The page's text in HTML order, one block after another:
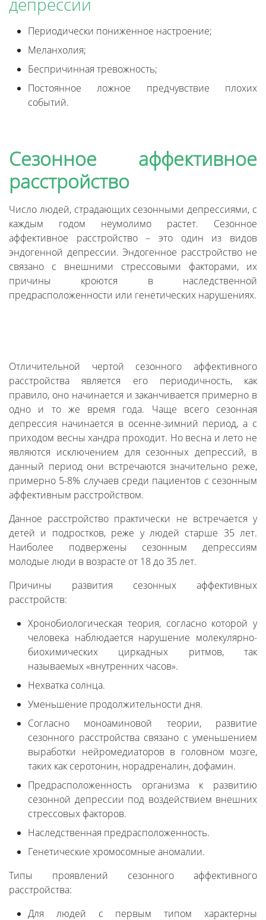
Периодически пониженное настроение;
Меланхолия;
Беспричинная тревожность;
Постоянное ложное предчувствие плохих
событий.
Сезонное аффективное
расстройство
Число людей, страдающих сезонными депрессиями, с
каждым годом неумолимо растет. Сезонное
аффективное расстройство – это один из видов
эндогенной депрессии. Эндогенное расстройство не
связано с внешними стрессовыми факторами, их
причины кроются в наследственной
предрасположенности или генетических нарушениях.
Отличительной чертой сезонного аффективного
расстройства является его периодичность, как
правило, оно начинается и заканчивается примерно в
одно и то же время года. Чаще всего сезонная
депрессия начинается в осенне-зимний период, а с
приходом весны хандра проходит. Но весна и лето не
являются исключением для сезонных депрессий, в
данный период они встречаются значительно реже,
примерно 5-8% случаев среди пациентов с сезонным
аффективным расстройством.
Данное расстройство практически не встречается у
детей и подростков, реже у людей старше 35 лет.
Наиболее подвержены сезонным депрессиям
молодые люди в возрасте от 18 до 35 лет.
Причины развития сезонных аффективных
расстройств:
Хронобиологическая теория, согласно которой у
человека наблюдается нарушение молекулярно-
биохимических циркадных ритмов, так
называемых «внутренних часов».
Нехватка солнца.
Уменьшение продолжительности дня.
Согласно моноаминовой теории, развитие
сезонного расстройства связано с уменьшением
выработки нейромедиаторов в головном мозге,
таких как серотонин, норадреналин, дофамин.
Предрасположенность организма к развитию
сезонной депрессии под воздействием внешних
стрессовых факторов.
Наследственная предрасположенность.
Генетические хромосомные аномалии.
Типы проявлений сезонного аффективного
расстройства:
Для людей с первым типом характерны